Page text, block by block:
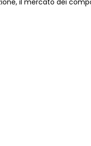
il mercato dei